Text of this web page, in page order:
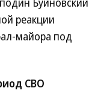
реакции
майора под
СВО